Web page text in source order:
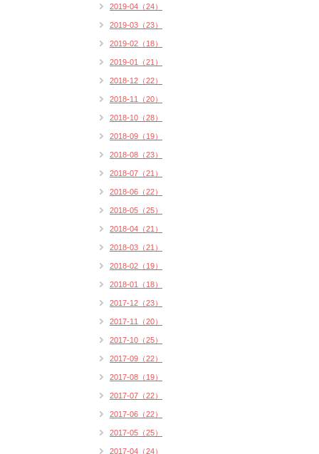
2019-04（24）
2019-03（23）
2019-02（18）
2019-01（21）
2018-12（22）
2018-11（20）
2018-10（28）
2018-09（19）
2018-08（23）
2018-07（21）
2018-06（22）
2018-05（25）
2018-04（21）
2018-03（21）
2018-02（19）
2018-01（18）
2017-12（23）
2017-11（20）
2017-10（25）
2017-09（22）
2017-08（19）
2017-07（22）
2017-06（22）
2017-05（25）
2017-04（24）